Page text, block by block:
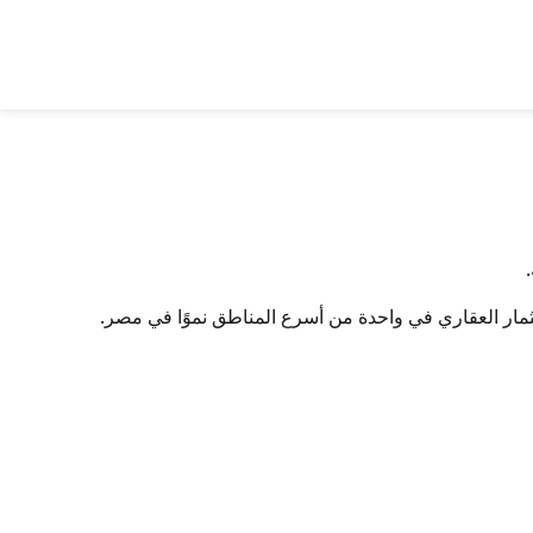
العقاري في واحدة من أسرع المناطق نموًا في مصر.